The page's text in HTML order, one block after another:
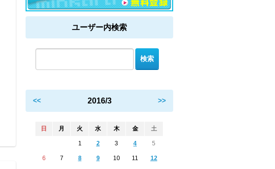
ユーザー内検索
<< 2016/3 >>
日 月 火 水 木 金 土
1 2 3 4 5
6 7 8 9 10 11 12